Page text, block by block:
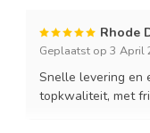
Rhode
Geplaatst op 3 April
Snelle levering en
topkwaliteit, met